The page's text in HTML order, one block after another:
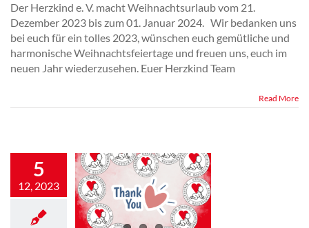
Der Herzkind e. V. macht Weihnachtsurlaub vom 21.
Dezember 2023 bis zum 01. Januar 2024. Wir bedanken uns
bei euch für ein tolles 2023, wünschen euch gemütliche und
harmonische Weihnachtsfeiertage und freuen uns, euch im
neuen Jahr wiederzusehen. Euer Herzkind Team
Read More
5
12, 2023
unsere